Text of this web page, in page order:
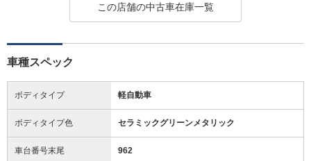
この店舗の中古車在庫一覧
車種スペック
ボディタイプ 軽自動車
ボディタイプ色 セラミックグリーンメタリック
車台番号末尾 962